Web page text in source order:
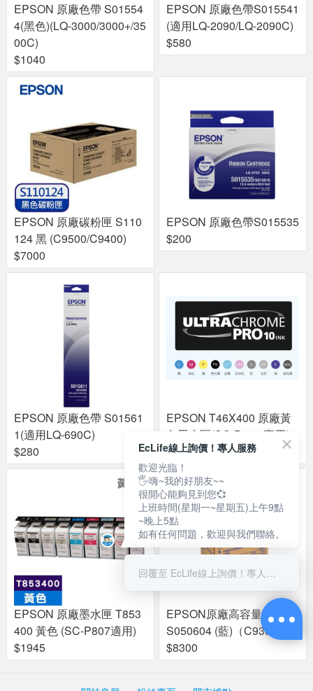
EPSON 原廠色帶 S01554
4(黑色)(LQ-3000/3000+/35
00C)
$1040
EPSON 原廠色帶S015541
(適用LQ-2090/LQ-2090C)
$580
EPSON 原廠碳粉匣 S110
124 黑 (C9500/C9400)
$7000
EPSON 原廠色帶S015535
$200
EPSON 原廠色帶 S01561
1(適用LQ-690C)
$280
EPSON T46X400 原廠黃
色墨水匣(SC-P703 專用)
$1204
EPSON 原廠墨水匣 T853
400 黃色 (SC-P807適用)
$1945
EPSON原廠高容量碳粉匣
S050604 (藍)（C9300N）
$8300
EcLife線上詢價！專人服務
歡迎光臨！
🖐嗨~我的好朋友~~
很開心能夠見到您💞
上班時間(星期一~星期五)上午9點
~晚上5點
如有任何問題，歡迎與我們聯絡。
回覆至 EcLife線上詢價！專人服務